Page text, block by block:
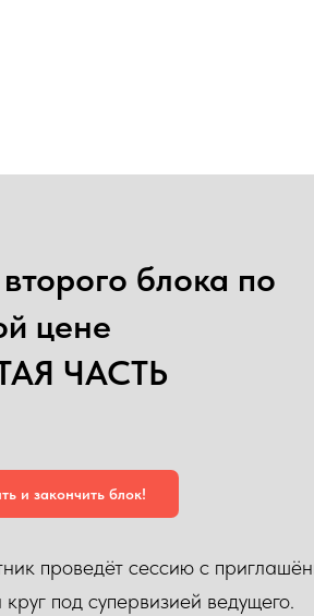
блока по
цене
ЧАСТЬ
и закончить блок!
проведёт сессию с
под супервизией ведущего.